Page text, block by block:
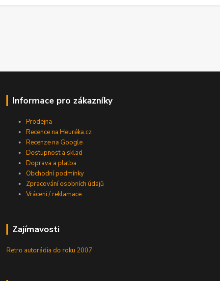
Informace pro zákazníky
Prodejna
Recence na Heuréka.cz
Recenze na Google
Dostupnost a sklad
Doprava a platba
Obchodní podmínky
Zpracování osobních údajů
Vrácení / reklamace
Zajímavosti
Retro autorádia do roku 2007